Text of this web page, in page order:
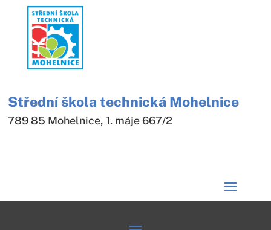
Střední škola technická Mohelnice
789 85 Mohelnice, 1. máje 667/2